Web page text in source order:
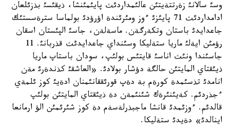
وسئ سالانئ زةرتتةيتئن عالئمداردئث پايئمئنشا، ذيقئسئ بذزئلعان
ادامداردئث 71 پايئزئ ءوز ومئرئندة اؤرؤدئ بولماسا سترةسستئك
جاعدايدئ باستان وتكةرگةن. ماسةلةن، جاسئ الپئستان اسقان
رؤمئن ايةلئ ماريا ستةليكا وسئنداي جاعدايدئث قذربانئ. 11
جاسئندا ونئث اناسئ قايتئس بولئپ، سودان باستاپ ماريا
ذيئقتاي المايتئن حالگة دؤشار بولادئ. «العاشقئ كذندةرئ مةن
انامدئ تذسئمدة كورةم بة دةپ قورئققانئمنان ادةيئ كوز ئلمةي
ءجذردئم. كةيئنئرةك شئنئمةن دة ذيئقتاي المايتئن بولئپ
قالدئم. ءوزئمدئ قانشا ماجبذرلةسةم دة كوز شئرئمئن الؤ ارمانعا
اينالدئ» دةيدئ ستةليكا.